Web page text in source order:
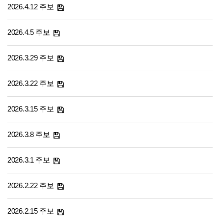
2026.4.12 주보
2026.4.5 주보
2026.3.29 주보
2026.3.22 주보
2026.3.15 주보
2026.3.8 주보
2026.3.1 주보
2026.2.22 주보
2026.2.15 주보